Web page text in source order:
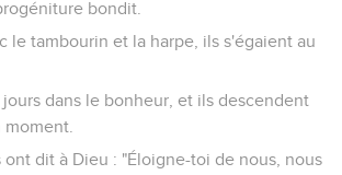
bondit.
le tambourin et la harpe, ils s'égaient au
jours dans le bonheur, et ils descendent
ont dit à Dieu : "Éloigne-toi de nous, nous